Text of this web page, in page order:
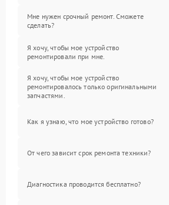
Мне нужен срочный ремонт. Сможете
сделать?
Я хочу, чтобы мое устройство
ремонтировали при мне.
Я хочу, чтобы мое устройство
ремонтировалось только оригинальными
запчастями.
Как я узнаю, что мое устройство готово?
От чего зависит срок ремонта техники?
Диагностика проводится бесплатно?